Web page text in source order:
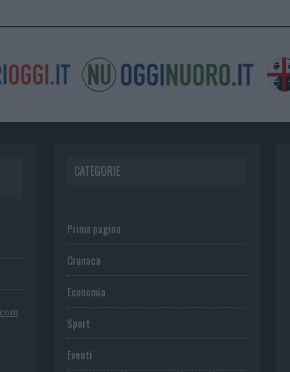
CATEGORIE
Prima pagina
Cronaca
Economia
Sport
Eventi